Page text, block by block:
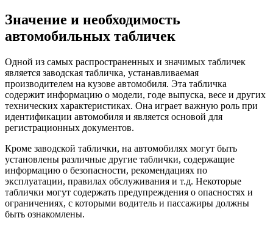
Значение и необходимость
автомобильных табличек
Одной из самых распространенных и значимых табличек
является заводская табличка, устанавливаемая
производителем на кузове автомобиля. Эта табличка
содержит информацию о модели, годе выпуска, весе и других
технических характеристиках. Она играет важную роль при
идентификации автомобиля и является основой для
регистрационных документов.
Кроме заводской таблички, на автомобилях могут быть
установлены различные другие таблички, содержащие
информацию о безопасности, рекомендациях по
эксплуатации, правилах обслуживания и т.д. Некоторые
таблички могут содержать предупреждения о опасностях и
ограничениях, с которыми водитель и пассажиры должны
быть ознакомлены.